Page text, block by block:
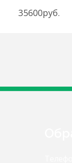
35600руб.